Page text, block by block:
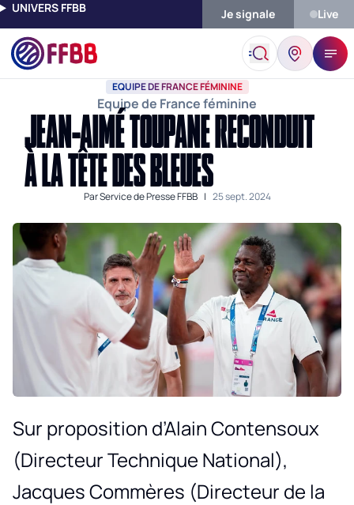
UNIVERS FFBB Je signale Live
Accueil Actualités Equipe De France Féminine Jean-Aimé
EQUIPE DE FRANCE FÉMININE
Equipe de France féminine
JEAN-AIMÉ TOUPANE RECONDUIT
À LA TÊTE DES BLEUES
ParService de Presse FFBB | 25 sept. 2024
Sur proposition d’Alain Contensoux
(Directeur Technique National),
Jacques Commères (Directeur de la